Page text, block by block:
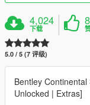
4,024
下载
5.0 / 5 (7 评级)
Bentley
Unlocked | Extras]